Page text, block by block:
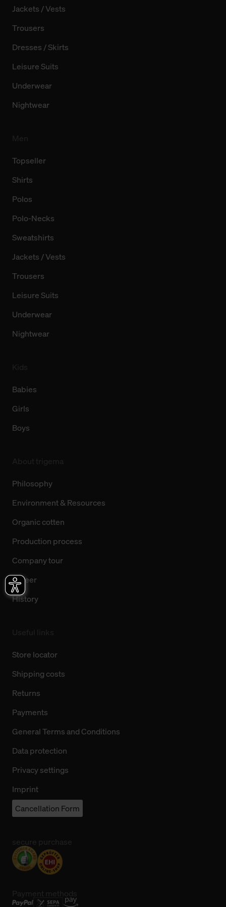
Jackets / Vests
Trousers
Dresses / Skirts
Leisure Suits
Underwear
Nightwear
Topseller
Shirts
Polos
Polo-Necks
Sweatshirts
Jackets / Vests
Trousers
Leisure Suits
Underwear
Nightwear
Babies
Girls
Boys
Philosophy
Environment & Resources
Organic cotten
Production process
Company tour
Career
History
Store locator
Shipping costs
Returns
Payments
General Terms and Conditions
Data protection
Privacy settings
Imprint
Cancellation Form